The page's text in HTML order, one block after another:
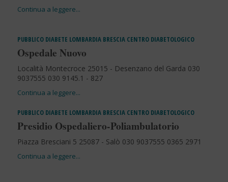
PUBBLICO DIABETE LOMBARDIA BRESCIA CENTRO DIABETOLOGICO
Ospedale Nuovo
Località Montecroce 25015 - Desenzano del Garda 030
9037555 030 9145.1 - 827
PUBBLICO DIABETE LOMBARDIA BRESCIA CENTRO DIABETOLOGICO
Presidio Ospedaliero-Poliambulatorio
Piazza Bresciani 5 25087 - Salò 030 9037555 0365 2971